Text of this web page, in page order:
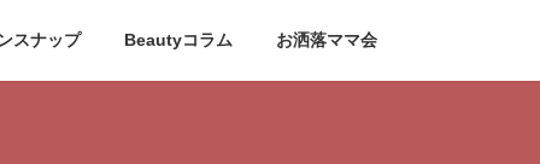
スナップ Beautyコラム お洒落ママ会